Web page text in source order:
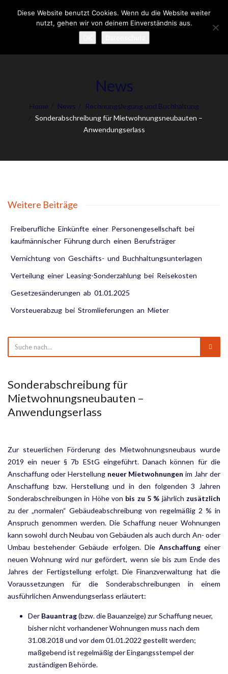
News
Home News
Rechnungslegung und Buchhaltung
Sonderabschreibung für Mietwohnungsneubauten –
Anwendungserlass
Weitere Beiträge
Freiberufliche Einkünfte einer Personengesellschaft bei
kaufmännischer Führung durch einen Berufsträger
Vernichtung von Geschäfts- und Buchhaltungsunterlagen
Verteilung einer Leasing-Sonderzahlung bei Reisekosten
Gesetzesänderungen ab 01.01.2025
Vorsteuerabzug bei Stromlieferungen an Mieter
Sonderabschreibung für
Mietwohnungsneubauten –
Anwendungserlass
Zur steuerlichen Förderung des Mietwohnungsneubaus wurde
2019 ein neuer § 7b EStG eingeführt. Danach können für die
Anschaffung oder Herstellung neuer Mietwohnungen im Jahr der
Anschaffung bzw. Her­stellung und in den folgenden 3 Jahren
Sonderabschreibungen in Höhe von bis zu 5 % jährlich zusätzlich
zu der „normalen“ Gebäudeabschreibung von regelmäßig 2 % in
Anspruch genommen werden. Die Schaf­fung neuer Wohnungen
kann sowohl durch Neubau von Gebäuden als auch durch An- oder
Umbau be­stehender Gebäude erfolgen. Die Anschaffungeiner
neuen Wohnung wird nur gefördert, wenn sie bis zum Ende des
Jahres der Fertigstellung erfolgt. Die Finanzverwaltung hat die
Voraussetzungen für die Sonder­abschreibungen in einem
ausführlichen Anwendungserlass erläutert:
Der Bauantrag(bzw. die Bauanzeige) zur Schaffung neuer,
bisher nicht vorhandener Wohnungen muss nach dem
31.08.2018 und vor dem 01.01.2022 gestellt werden;
maßgebend ist regelmäßig der Eingangs­stempel der
zuständigen Behörde.
Diese Website benutzt Cookies. Wenn du die Website weiter
nutzt, gehen wir von deinem Einverständnis aus.